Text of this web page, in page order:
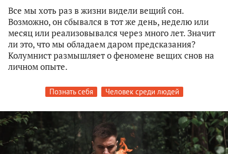
Все мы хоть раз в жизни видели вещий сон.
Возможно, он сбывался в тот же день, неделю или
месяц или реализовывался через много лет. Значит
ли это, что мы обладаем даром предсказания?
Колумнист размышляет о феномене вещих снов на
личном опыте.
Познать себя Человек среди людей